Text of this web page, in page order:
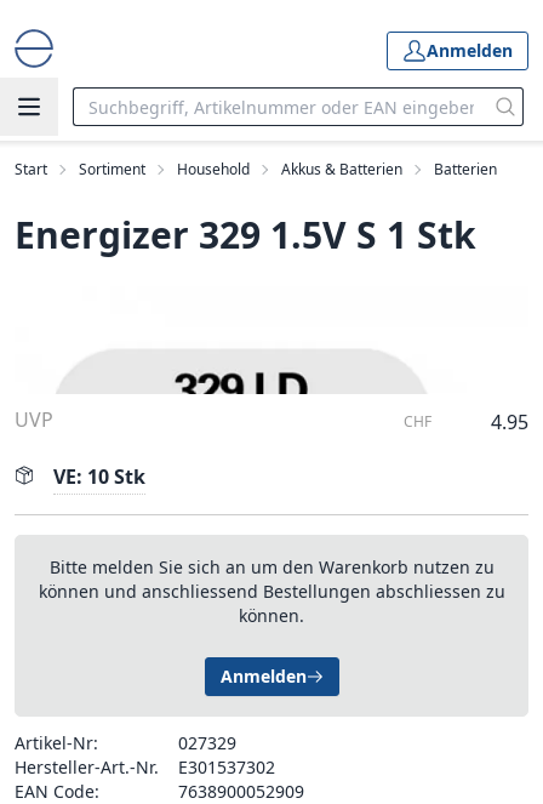
Anmelden
Start Sortiment Household Akkus & Batterien Batterien
Energizer 329 1.5V S 1 Stk
UVP CHF 4.95
VE: 10 Stk
Bitte melden Sie sich an um den Warenkorb nutzen zu
können und anschliessend Bestellungen abschliessen zu
können.
Anmelden
Artikel-Nr:
027329
Hersteller-Art.-Nr.
E301537302
EAN Code:
7638900052909